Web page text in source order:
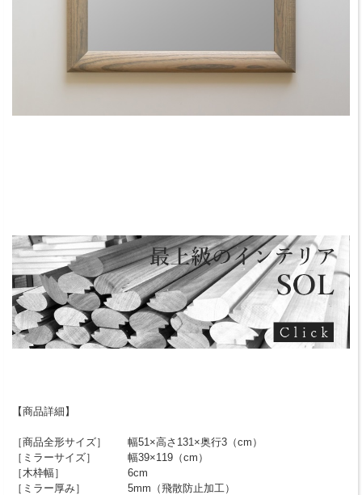
【商品詳細】
［商品全形サイズ］ 幅51×高さ131×奥行3（cm）
［ミラーサイズ］ 幅39×119（cm）
［木枠幅］ 6cm
［ミラー厚み］ 5mm（飛散防止加工）